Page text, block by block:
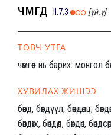
чөмөгд II.7.3 [үй.ү]
ТОВЧ УТГА
чөмгөөс нь барих: монгол
ХУВИЛАХ ЖИШЭЭ
бөөнд, бөөндүүл, бөөндөлц;
бөөндөж, бөөндөөд, бөөндөн,